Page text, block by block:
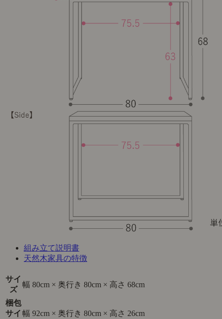
組み立て説明書
天然木家具の特徴
サイ
ズ
幅 80cm × 奥行き 80cm × 高さ 68cm
梱包
サイ 幅 92cm × 奥行き 80cm × 高さ 26cm